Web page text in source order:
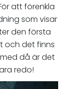
att förenkla
som visar
den första
och det finns
då är det
redo!